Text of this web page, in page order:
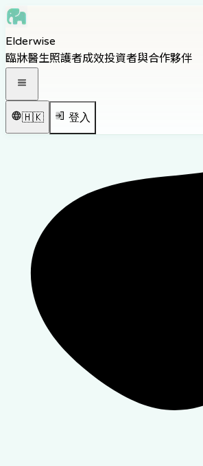
Skip to navigation
Skip to footer
Elderwise
臨牀醫生照護者成效投資者與合作夥伴
🇭🇰 登入